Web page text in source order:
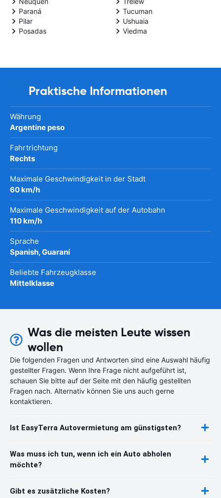
Paraná
Pilar
Posadas
Tucuman
Ushuaia
Viedma
Praktische Informationen
Währung
Argentine peso
Fahrtrichtung
Rechts
Maximale Geschwindigkeit in der Stadt
60 km/h
Maximale Geschwindigkeit auf der Autobahn
110 km/h
Sprache
Spanish, Guaraní
Beliebte Fahrzeugklasse
Mittelklasse
Was die meisten Leute wissen
wollen
Die folgenden Fragen und Antworten sind eine Auswahl häufig
gestellter Fragen. Wenn Ihre Frage nicht aufgeführt ist,
schauen Sie bitte auf der Seite mit den häufig gestellten
Fragen nach. Alternativ können Sie uns auch gerne
kontaktieren.
Ist EasyTerra Autovermietung am günstigsten?
Was muss ich tun, wenn ich ein Auto abholen
möchte?
Gibt es zusätzliche Kosten?